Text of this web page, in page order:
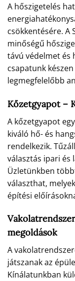
A hőszigetelés
csökkentésére. A
minőségű
távú védelmet és
csapatunk
legmegfelelőbb
Kőzetgyapot –
A kőzetgyapot
kiváló hő- és
rendelkezik.
választás ipari és
Üzletünkben
választhat,
építési
megoldások
A
játszanak az
Kínálatunkban